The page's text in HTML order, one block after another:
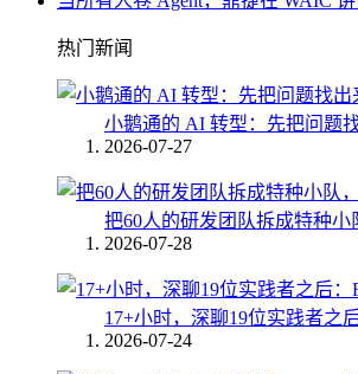
热门新闻
小鹅通的 AI 转型：先把问题
2026-07-27
把60人的研发团队拆成特种小
2026-07-28
17+小时，深聊19位实践者之
2026-07-24